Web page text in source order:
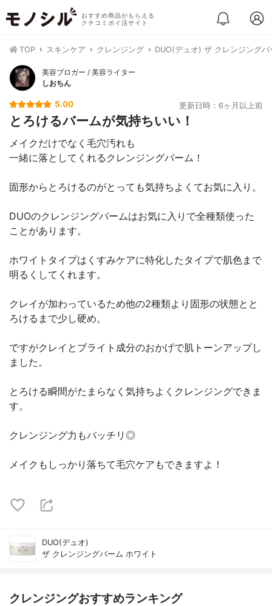
おすすめ商品がもらえる
クチコミポイ活サイト
TOP スキンケア クレンジング DUO(デュオ) ザ クレンジング
美容ブロガー / 美容ライター
しおちん
5.00 更新日時：6ヶ月以上前
とろけるバームが気持ちいい！
メイクだけでなく毛穴汚れも
一緒に落としてくれるクレンジングバーム！
固形からとろけるのがとっても気持ちよくてお気に入り。
DUOのクレンジングバームはお気に入りで全種類使った
ことがあります。
ホワイトタイプはくすみケアに特化したタイプで肌色まで
明るくしてくれます。
クレイが加わっているため他の2種類より固形の状態とと
ろけるまで少し硬め。
ですがクレイとブライト成分のおかげで肌トーンアップし
ました。
とろける瞬間がたまらなく気持ちよくクレンジングできま
す。
クレンジング力もバッチリ◎
メイクもしっかり落ちて毛穴ケアもできますよ！
DUO(デュオ)
ザ クレンジングバーム ホワイト
クレンジングおすすめランキング